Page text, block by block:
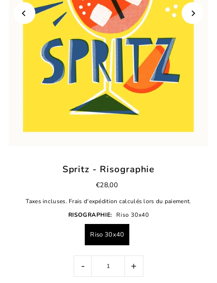
Spritz - Risographie
€28,00
Taxes incluses. Frais d'expédition calculés lors du paiement.
RISOGRAPHIE:
Riso 30x40
Riso 30x40
- +